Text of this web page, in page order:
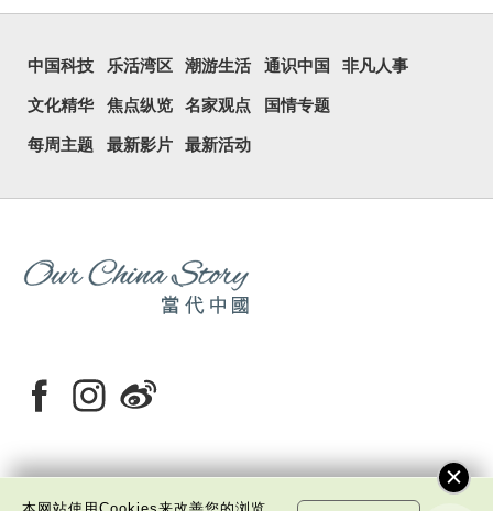
中国科技 乐活湾区 潮游生活 通识中国 非凡人事
文化精华 焦点纵览 名家观点 国情专题
每周主题 最新影片 最新活动
私隐政策声明 免责声明